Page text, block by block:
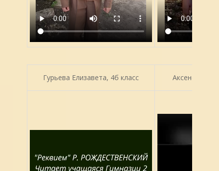
Гурьева Елизавета, 4б класс Аксенова